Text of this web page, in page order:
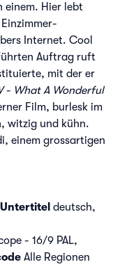
einem. Hier lebt
Internet. Cool
Auftrag ruft
mit der er
- What A Wonderful
Film, burlesk im
witzig und kühn.
einem grossartigen
Untertitel deutsch,
- 16/9 PAL,
Alle Regionen